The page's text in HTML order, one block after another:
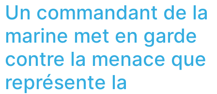
Un commandant de la
marine met en garde
contre la menace que
représente la